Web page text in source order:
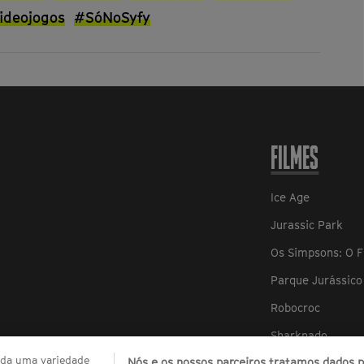
#SóNoSyfy
FILMES
Ice Age
Jurassic Park
Os Simpsons: O
Parque Jurássico
Robocroc
Sharknado
uma variedade